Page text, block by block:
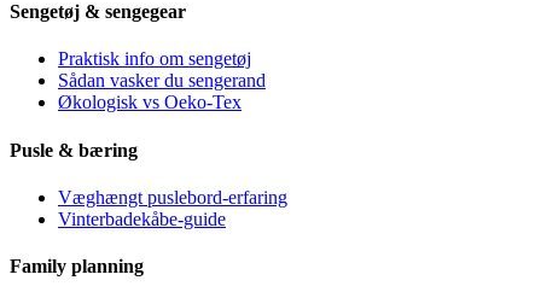
Sengetøj & sengegear
Praktisk info om sengetøj
Sådan vasker du sengerand
Økologisk vs Oeko-Tex
Pusle & bæring
Væghængt puslebord-erfaring
Vinterbadekåbe-guide
Family planning